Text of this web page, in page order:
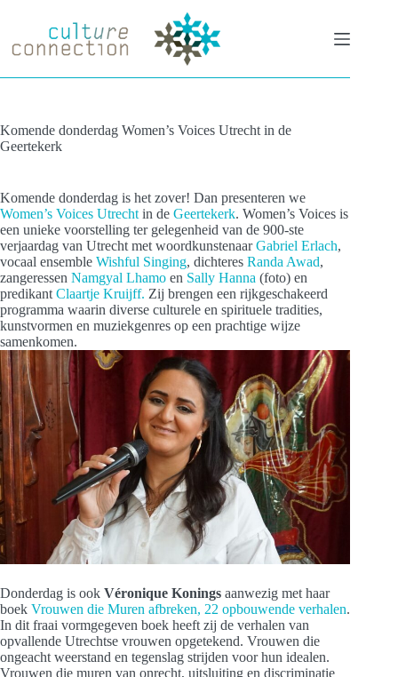
inhoud
Komende donderdag Women’s Voices Utrecht in de
Geertekerk
Komende donderdag is het zover! Dan presenteren we
Women’s Voices Utrecht in de Geertekerk. Women’s Voices is
een unieke voorstelling ter gelegenheid van de 900-ste
verjaardag van Utrecht met woordkunstenaarGabriel Erlach,
vocaal ensemble Wishful Singing, dichteres Randa Awad,
zangeressen Namgyal Lhamo en Sally Hanna (foto) en
predikant Claartje Kruijff. Zij brengen een rijkgeschakeerd
programma waarin diverse culturele en spirituele tradities,
kunstvormen en muziekgenres op een prachtige wijze
samenkomen.
Donderdag is ook Véronique Konings aanwezig met haar
boek Vrouwen die Muren afbreken, 22 opbouwende verhalen.
In dit fraai vormgegeven boek heeft zij de verhalen van
opvallende Utrechtse vrouwen opgetekend. Vrouwen die
ongeacht weerstand en tegenslag strijden voor hun idealen.
Vrouwen die muren van onrecht, uitsluiting en discriminatie